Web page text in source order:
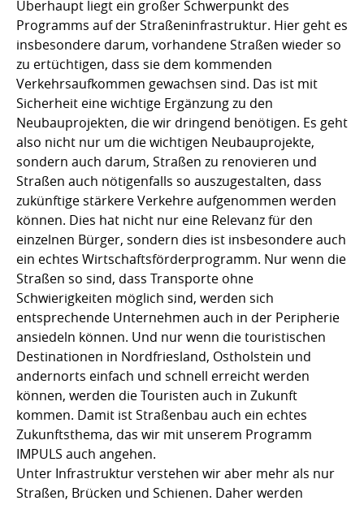
Überhaupt liegt ein großer Schwerpunkt des
Programms auf der Straßeninfrastruktur. Hier geht es
insbesondere darum, vorhandene Straßen wieder so
zu ertüchtigen, dass sie dem kommenden
Verkehrsaufkommen gewachsen sind. Das ist mit
Sicherheit eine wichtige Ergänzung zu den
Neubauprojekten, die wir dringend benötigen. Es geht
also nicht nur um die wichtigen Neubauprojekte,
sondern auch darum, Straßen zu renovieren und
Straßen auch nötigenfalls so auszugestalten, dass
zukünftige stärkere Verkehre aufgenommen werden
können. Dies hat nicht nur eine Relevanz für den
einzelnen Bürger, sondern dies ist insbesondere auch
ein echtes Wirtschaftsförderprogramm. Nur wenn die
Straßen so sind, dass Transporte ohne
Schwierigkeiten möglich sind, werden sich
entsprechende Unternehmen auch in der Peripherie
ansiedeln können. Und nur wenn die touristischen
Destinationen in Nordfriesland, Ostholstein und
andernorts einfach und schnell erreicht werden
können, werden die Touristen auch in Zukunft
kommen. Damit ist Straßenbau auch ein echtes
Zukunftsthema, das wir mit unserem Programm
IMPULS auch angehen.
Unter Infrastruktur verstehen wir aber mehr als nur
Straßen, Brücken und Schienen. Daher werden